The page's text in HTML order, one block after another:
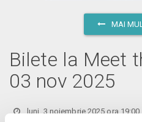
MAI
Bilete la Meet
03 nov 2025
luni, 3 noiembrie 2025 ora 19:00